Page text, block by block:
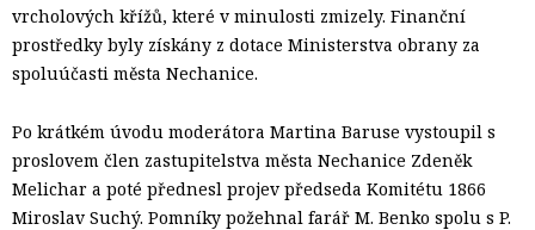
vrcholových křížů, které v minulosti zmizely. Finanční
prostředky byly získány z dotace Ministerstva obrany za
spoluúčasti města Nechanice.
Po krátkém úvodu moderátora Martina Baruse vystoupil s
proslovem člen zastupitelstva města Nechanice Zdeněk
Melichar a poté přednesl projev předseda Komitétu 1866
Miroslav Suchý. Pomníky požehnal farář M. Benko spolu s P.